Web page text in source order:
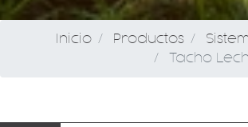
Inicio Productos
Tacho